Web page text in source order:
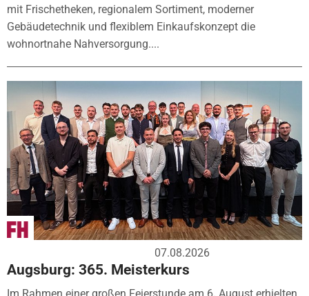
mit Frischetheken, regionalem Sortiment, moderner
Gebäudetechnik und flexiblem Einkaufskonzept die
wohnortnahe Nahversorgung....
07.08.2026
Augsburg: 365. Meisterkurs